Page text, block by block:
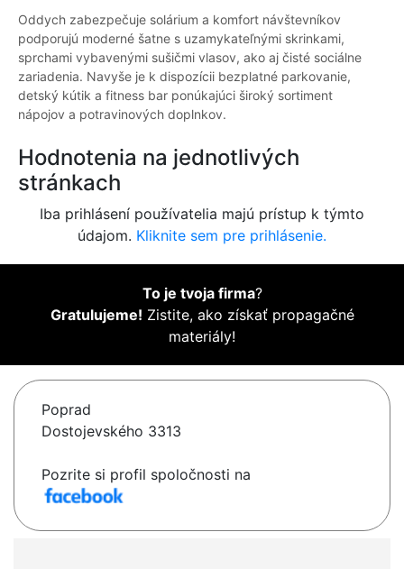
Oddych zabezpečuje solárium a komfort návštevníkov
podporujú moderné šatne s uzamykateľnými skrinkami,
sprchami vybavenými sušičmi vlasov, ako aj čisté sociálne
zariadenia. Navyše je k dispozícii bezplatné parkovanie,
detský kútik a fitness bar ponúkajúci široký sortiment
nápojov a potravinových doplnkov.
Hodnotenia na jednotlivých
stránkach
Iba prihlásení používatelia majú prístup k týmto
údajom. Kliknite sem pre prihlásenie.
To je tvoja firma?
Gratulujeme! Zistite, ako získať propagačné
materiály!
Poprad
Dostojevského 3313
Pozrite si profil spoločnosti na